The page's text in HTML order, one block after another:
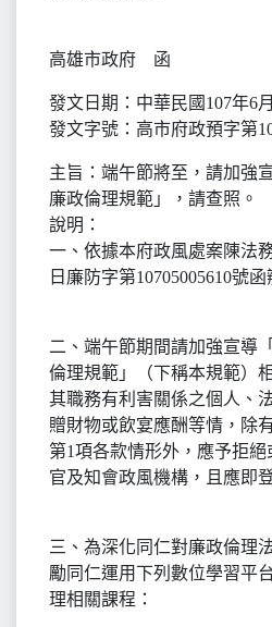
高雄市政府 函
發文日期：中華民國107年6
發文字號：高市府政預字第
主旨：端午節將至，請加強
廉政倫理規範」，請查照。
說明：
一、依據本府政風處案陳法
日廉防字第10705005610號函
二、端午節期間請加強宣導
倫理規範」（下稱本規範）
其職務有利害關係之個人、
贈財物或飲宴應酬等情，除
第1項各款情形外，應予拒
官及知會政風機構，且應即
三、為深化同仁對廉政倫理
勵同仁運用下列數位學習平
理相關課程：